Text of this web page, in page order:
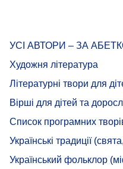
УСІ АВТОРИ – ЗА
Художня література
Літературні твори для
Вірші для дітей та
Список програмних
Українські традиції
Український фольклор